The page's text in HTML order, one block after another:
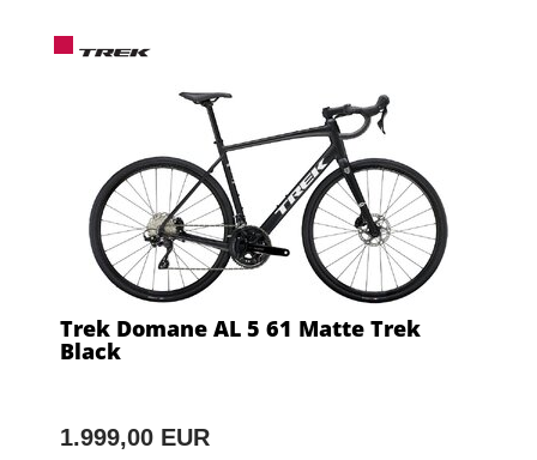
Trek Domane AL 5 61 Matte Trek
Black
1.999,00 EUR